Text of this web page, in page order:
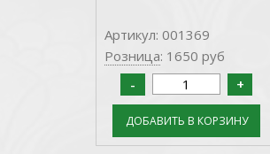
Артикул: 001369
Розница: 1650 руб